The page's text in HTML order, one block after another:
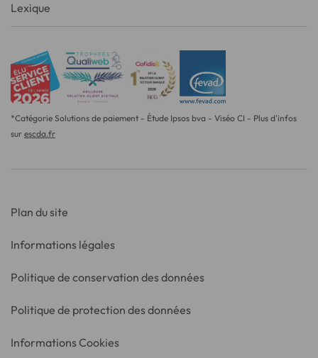
Lexique
*Catégorie Solutions de paiement - Étude Ipsos bva - Viséo CI - Plus d'infos
sur escda.fr
Plan du site
Informations légales
Politique de conservation des données
Politique de protection des données
Informations Cookies